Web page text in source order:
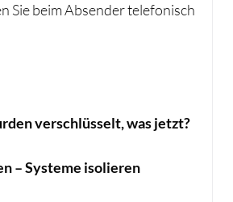
Sie beim Absender telefonisch
verschlüsselt, was jetzt?
– Systeme isolieren